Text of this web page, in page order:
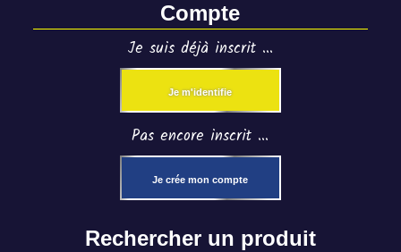
Compte
Je suis déjà inscrit ...
Je m'identifie
Pas encore inscrit ...
Je crée mon compte
Rechercher un produit